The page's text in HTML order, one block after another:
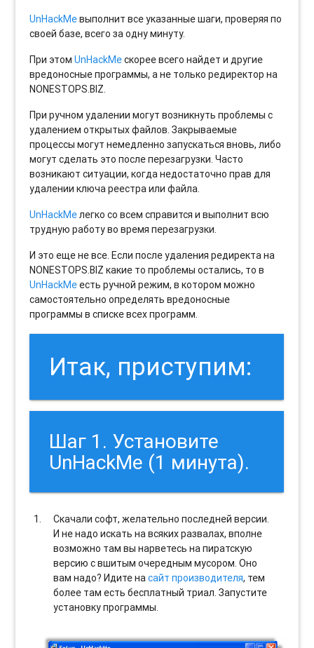
UnHackMeвыполнит все указанные шаги, проверяя по
своей базе, всего за одну минуту.
При этомUnHackMeскорее всего найдет и другие
вредоносные программы, а не только редиректор на
NONESTOPS.BIZ.
При ручном удалении могут возникнуть проблемы с
удалением открытых файлов. Закрываемые
процессы могут немедленно запускаться вновь, либо
могут сделать это после перезагрузки. Часто
возникают ситуации, когда недостаточно прав для
удалении ключа реестра или файла.
UnHackMeлегко со всем справится и выполнит всю
трудную работу во время перезагрузки.
И это еще не все. Если после удаления редиректа на
NONESTOPS.BIZ какие то проблемы остались, то в
UnHackMeесть ручной режим, в котором можно
самостоятельно определять вредоносные
программы в списке всех программ.
Итак, приступим:
Шаг 1. Установите
UnHackMe (1 минута).
Скачали софт, желательно последней версии.
И не надо искать на всяких развалах, вполне
возможно там вы нарветесь на пиратскую
версию с вшитым очередным мусором. Оно
вам надо? Идите насайт производителя, тем
более там есть бесплатный триал. Запустите
установку программы.